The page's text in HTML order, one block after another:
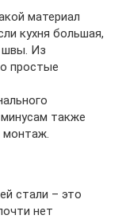
материал
кухня большая,
швы. Из
простые
также
монтаж.
стали – это
нет